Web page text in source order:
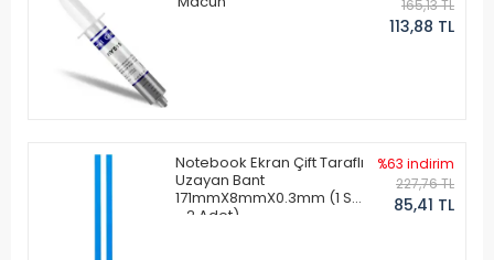
165,13 TL
113,88 TL
Notebook Ekran Çift Taraflı
Uzayan Bant
171mmX8mmX0.3mm (1 Set
- 2 Adet)
%63 indirim
227,76 TL
85,41 TL